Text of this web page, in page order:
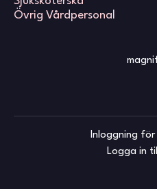
Övrig Vårdpersonal
Inloggning
Logga in